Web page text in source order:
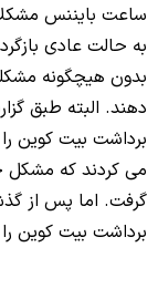
ساعت بایننس
به حالت عادی
دهند. البته طبق
برداشت بیت کوین
می کردند که مشکل
گرفت. اما پس از
برداشت بیت کوین